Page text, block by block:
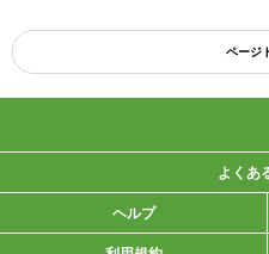
ページ
よくあ
ヘルプ